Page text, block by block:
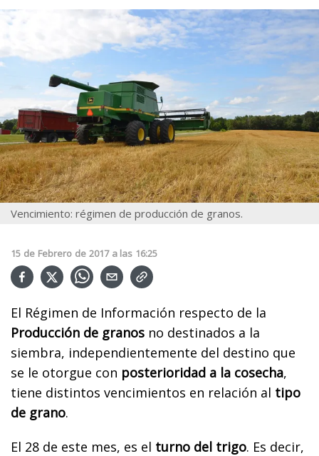
Vencimiento: régimen de producción de granos.
15 de Febrero de 2017 a las 16:25
El Régimen de Información respecto de la
Producción de granos no destinados a la
siembra, independientemente del destino que
se le otorgue con posterioridad a la cosecha,
tiene distintos vencimientos en relación al tipo
de grano.
El 28 de este mes, es el turno del trigo. Es decir,